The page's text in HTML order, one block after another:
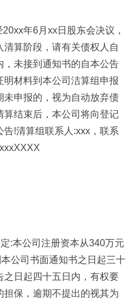
年6月xx日股东会决议，
算阶段，请有关债权人自
未接到通知书的自本公告
材料到本公司洁算组申报
申报的，视为自动放弃债
结束后，本公司将向登记
!清算组联系人:xxx，联系
:本公司注册资本从340万元
公司书面通知书之日起三十
之日起四十五日内，有权要
保，逾期不提出的视其为